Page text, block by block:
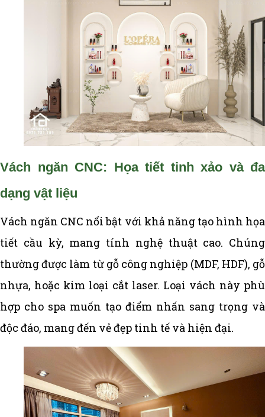
Vách ngăn CNC: Họa tiết tinh xảo và đa
dạng vật liệu
Vách ngăn CNC nổi bật với khả năng tạo hình họa
tiết cầu kỳ, mang tính nghệ thuật cao. Chúng
thường được làm từ gỗ công nghiệp (MDF, HDF), gỗ
nhựa, hoặc kim loại cắt laser. Loại vách này phù
hợp cho spa muốn tạo điểm nhấn sang trọng và
độc đáo, mang đến vẻ đẹp tinh tế và hiện đại.